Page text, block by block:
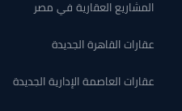
المشاريع العقارية في مصر
عقارات القاهرة الجديدة
عقارات العاصمة الإدارية الجديدة